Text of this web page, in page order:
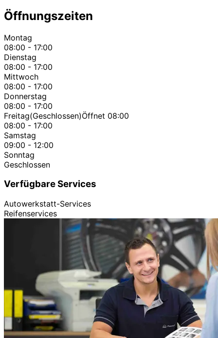
Öffnungszeiten
Montag
08:00 - 17:00
Dienstag
08:00 - 17:00
Mittwoch
08:00 - 17:00
Donnerstag
08:00 - 17:00
Freitag(Geschlossen)Öffnet 08:00
08:00 - 17:00
Samstag
09:00 - 12:00
Sonntag
Geschlossen
Verfügbare Services
Autowerkstatt-Services
Reifenservices